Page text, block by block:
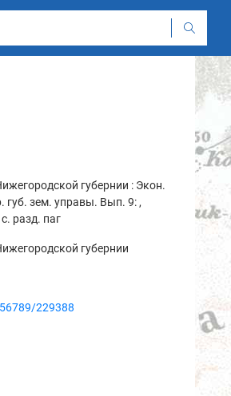
губернии : Экон.
губ. зем. управы. Вып. 9: ,
разд. паг
губернии
229388